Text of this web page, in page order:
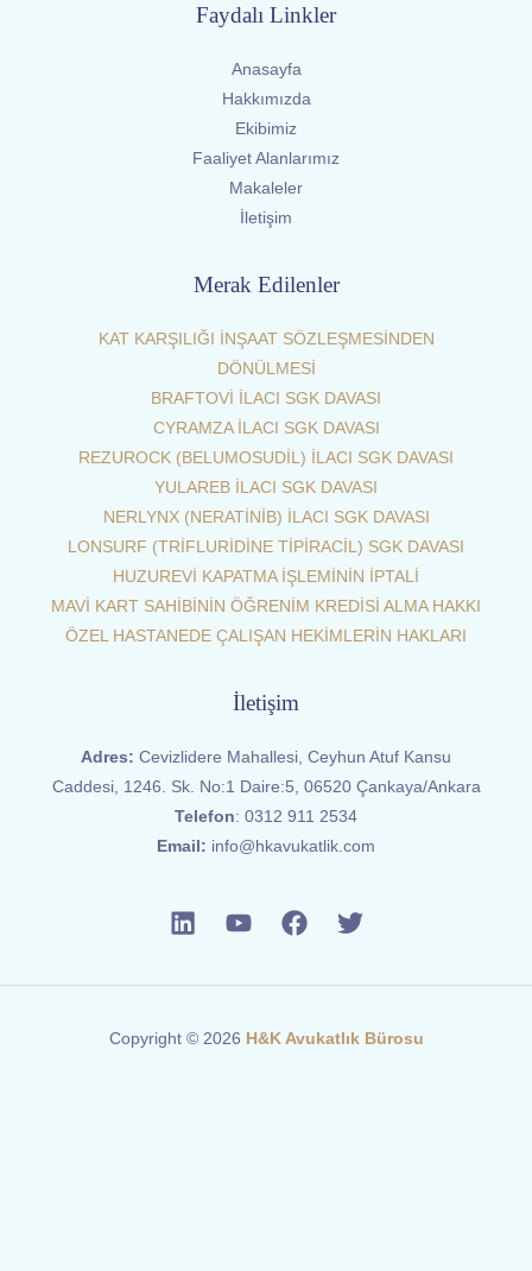
Faydalı Linkler
Anasayfa
Hakkımızda
Ekibimiz
Faaliyet Alanlarımız
Makaleler
İletişim
Merak Edilenler
KAT KARŞILIĞI İNŞAAT SÖZLEŞMESİNDEN
DÖNÜLMESİ
BRAFTOVİ İLACI SGK DAVASI
CYRAMZA İLACI SGK DAVASI
REZUROCK (BELUMOSUDİL) İLACI SGK DAVASI
YULAREB İLACI SGK DAVASI
NERLYNX (NERATİNİB) İLACI SGK DAVASI
LONSURF (TRİFLURİDİNE TİPİRACİL) SGK DAVASI
HUZUREVİ KAPATMA İŞLEMİNİN İPTALİ
MAVİ KART SAHİBİNİN ÖĞRENİM KREDİSİ ALMA HAKKI
ÖZEL HASTANEDE ÇALIŞAN HEKİMLERİN HAKLARI
İletişim
Adres: Cevizlidere Mahallesi, Ceyhun Atuf Kansu
Caddesi, 1246. Sk. No:1 Daire:5, 06520 Çankaya/Ankara
Telefon: 0312 911 2534
Email: info@hkavukatlik.com
Copyright © 2026 H&K Avukatlık Bürosu